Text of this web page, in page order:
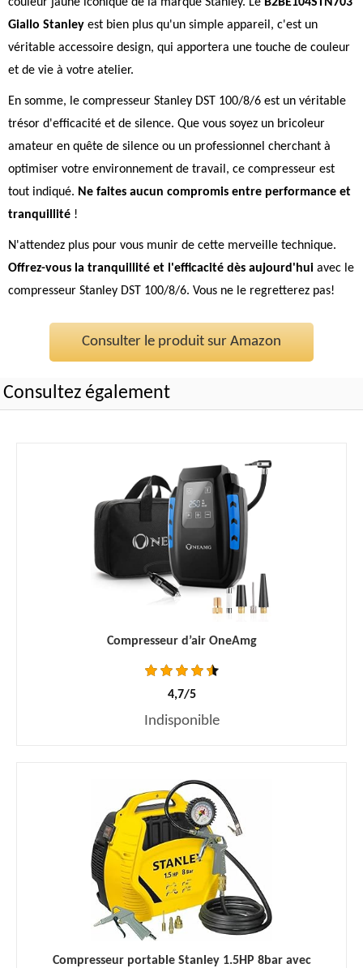
Giallo Stanley est bien plus qu'un simple appareil, c'est un
véritable accessoire design, qui apportera une touche de couleur
et de vie à votre atelier.
En somme, le compresseur Stanley DST 100/8/6 est un véritable
trésor d'efficacité et de silence. Que vous soyez un bricoleur
amateur en quête de silence ou un professionnel cherchant à
optimiser votre environnement de travail, ce compresseur est
tout indiqué. Ne faites aucun compromis entre performance et
tranquillité !
N'attendez plus pour vous munir de cette merveille technique.
Offrez-vous la tranquillité et l'efficacité dès aujourd'hui avec le
compresseur Stanley DST 100/8/6. Vous ne le regretterez pas!
Consulter le produit sur Amazon
Consultez également
Compresseur d’air OneAmg
4,7/5
Indisponible
Compresseur portable Stanley 1.5HP 8bar avec